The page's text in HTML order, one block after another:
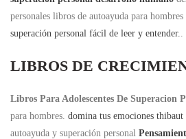
personales libros de autoayuda para hombres
superación personal fácil de leer y entender..
LIBROS DE
Libros Para Adolescentes De Superacion
para hombres. domina tus emociones thibaut
autoayuda y superación personal